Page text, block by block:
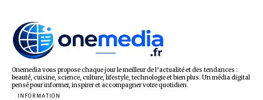
Onemedia vous propose chaque jour le meilleur de l’actualité et des tendances :
beauté, cuisine, science, culture, lifestyle, technologie et bien plus. Un média digital
pensé pour informer, inspirer et accompagner votre quotidien.
INFORMATION